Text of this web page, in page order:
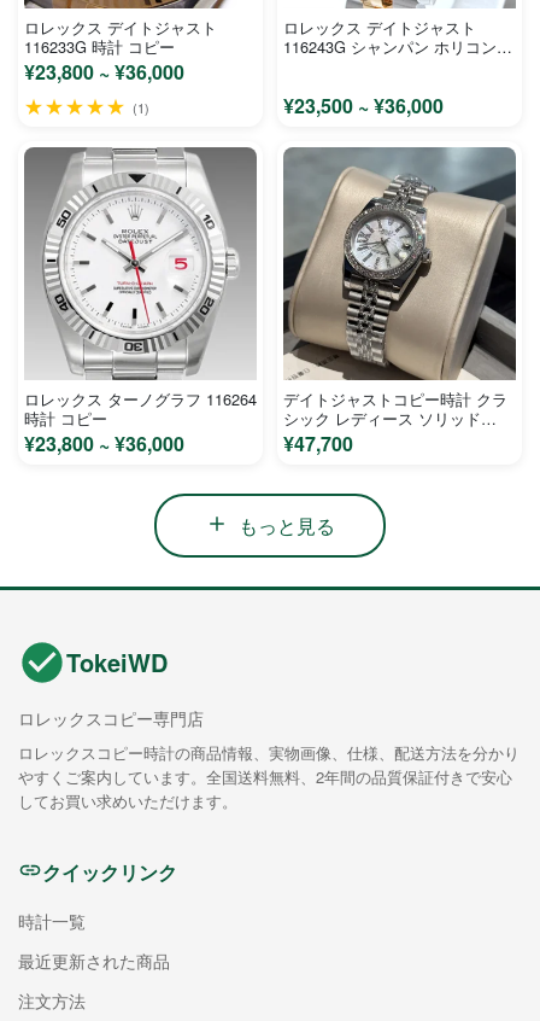
ロレックス デイトジャスト
116233G 時計 コピー
¥23,800 ~ ¥36,000
★★★★★ (1)
ロレックス デイトジャスト
116243G シャンパン ホリコンピ
ー
¥23,500 ~ ¥36,000
ロレックス ターノグラフ 116264
時計 コピー
¥23,800 ~ ¥36,000
デイトジャストコピー時計 クラ
シック レディース ソリッド
M72901
¥47,700
もっと見る
TokeiWD
ロレックスコピー専門店
ロレックスコピー時計の商品情報、実物画像、仕様、配送方法を分かり
やすくご案内しています。全国送料無料、2年間の品質保証付きで安心
してお買い求めいただけます。
クイックリンク
時計一覧
最近更新された商品
注文方法